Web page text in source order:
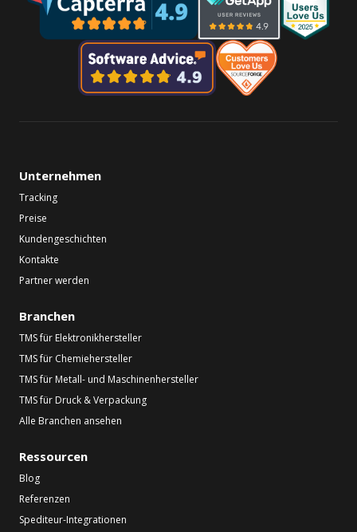
Unternehmen
Tracking
Preise
Kundengeschichten
Kontakte
Partner werden
Branchen
TMS für Elektronikhersteller
TMS für Chemiehersteller
TMS für Metall- und Maschinenhersteller
TMS für Druck & Verpackung
Alle Branchen ansehen
Ressourcen
Blog
Referenzen
Spediteur-Integrationen